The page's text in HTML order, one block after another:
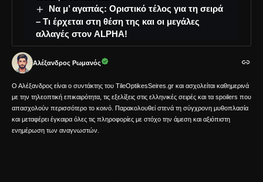
Να μ’ αγαπάς: Οριστικό τέλος για τη σειρά
– Τι έρχεται στη θέση της και οι μεγάλες
αλλαγές στον ALPHA!
Αλέξανδρος Ρωμανός
Ο Αλέξανδρος είναι ο συντάκτης του TileOptikesSeires.gr και ασχολείται καθημερινά
με την τηλεοπτική επικαιρότητα, τις εξελίξεις στις ελληνικές σειρές και τα spoilers που
απασχολούν περισσότερο το κοινό. Παρακολουθεί στενά τη σύγχρονη μυθοπλασία
και μεταφέρει έγκαιρα όλες τις πληροφορίες με στόχο την άμεση και αξιόπιστη
ενημέρωση των αναγνωστών.